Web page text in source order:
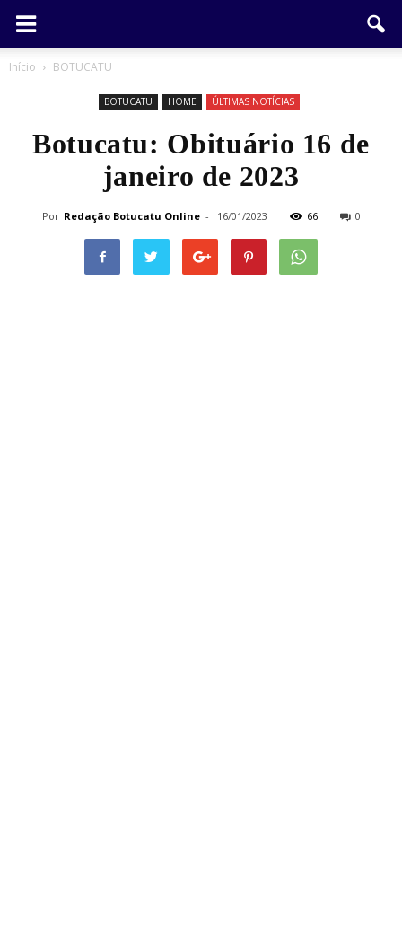
Início BOTUCATU
BOTUCATU HOME ÚLTIMAS NOTÍCIAS
Botucatu: Obituário 16 de
janeiro de 2023
Por Redação Botucatu Online - 16/01/2023 66 0